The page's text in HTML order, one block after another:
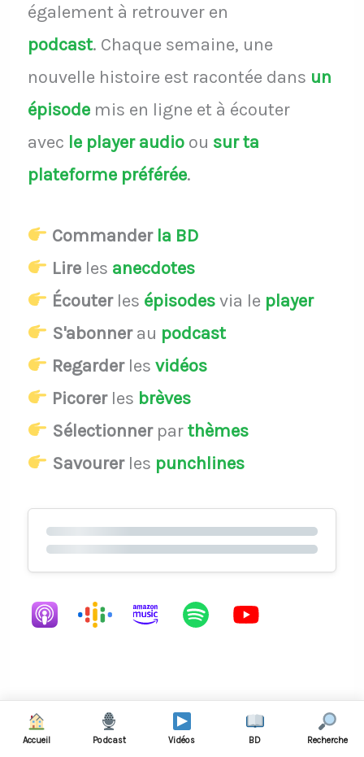
également à retrouver en
podcast. Chaque semaine, une
nouvelle histoire est racontée dans un
épisodemis en ligne et à écouter
avec le player audio ou sur ta
plateforme préférée.
Commander la BD
Lireles anecdotes
Écouterles épisodesvia le player
S'abonnerau podcast
Regarderles vidéos
Picorerles brèves
Sélectionnerparthèmes
Savourerles punchlines
TOUTES LES ANECDOTES
Accueil Podcast Vidéos BD Recherche